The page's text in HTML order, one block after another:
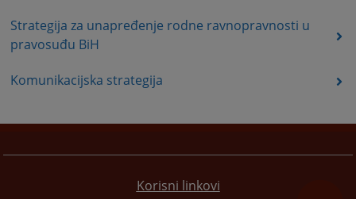
Strategija za unapređenje rodne ravnopravnosti u
pravosuđu BiH
Komunikacijska strategija
Korisni linkovi